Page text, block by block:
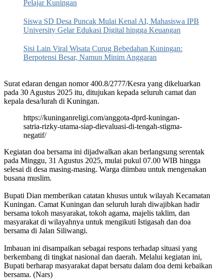
Pelajar Kuningan
Siswa SD Desa Puncak Mulai Kenal AI, Mahasiswa IPB
University Gelar Edukasi Digital hingga Keuangan
Sisi Lain Viral Wisata Curug Bebedahan Kuningan:
Berpotensi Besar, Namun Minim Anggaran
‎Surat edaran dengan nomor 400.8/2777/Kesra yang dikeluarkan
pada 30 Agustus 2025 itu, ditujukan kepada seluruh camat dan
kepala desa/lurah di Kuningan.
https://kuninganreligi.com/anggota-dprd-kuningan-
satria-rizky-utama-siap-dievaluasi-di-tengah-stigma-
negatif/
Kegiatan doa bersama ini dijadwalkan akan berlangsung serentak
pada Minggu, 31 Agustus 2025, mulai pukul 07.00 WIB hingga
selesai di desa masing-masing. Warga diimbau untuk mengenakan
busana muslim.
‎Bupati Dian memberikan catatan khusus untuk wilayah Kecamatan
Kuningan. Camat Kuningan dan seluruh lurah diwajibkan hadir
bersama tokoh masyarakat, tokoh agama, majelis taklim, dan
masyarakat di wilayahnya untuk mengikuti Istigasah dan doa
bersama di Jalan Siliwangi.
‎Imbauan ini disampaikan sebagai respons terhadap situasi yang
berkembang di tingkat nasional dan daerah. Melalui kegiatan ini,
Bupati berharap masyarakat dapat bersatu dalam doa demi kebaikan
bersama. (Nars)